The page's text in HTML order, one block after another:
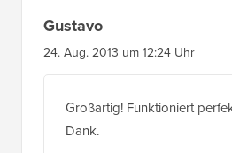
Gustavo
24. Aug. 2013 um 12:24 Uhr
Großartig! Funktioniert
Dank.